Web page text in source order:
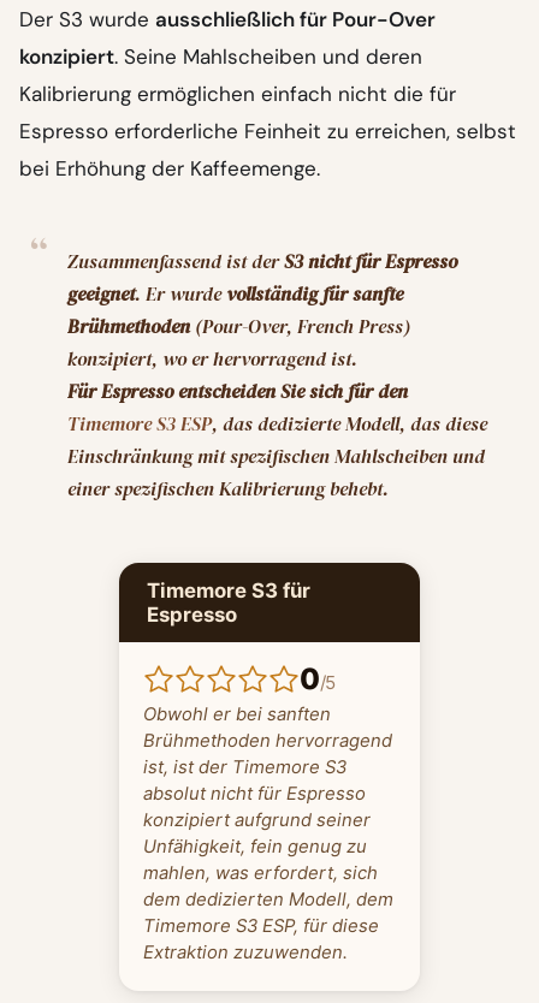
Der S3 wurde ausschließlich für Pour-Over
konzipiert. Seine Mahlscheiben und deren
Kalibrierung ermöglichen einfach nicht die für
Espresso erforderliche Feinheit zu erreichen, selbst
bei Erhöhung der Kaffeemenge.
Zusammenfassend ist derS3 nicht für Espresso
geeignet. Er wurdevollständig für sanfte
Brühmethoden(Pour-Over, French Press)
konzipiert, wo er hervorragend ist.
Für Espresso entscheiden Sie sich für den
Timemore S3 ESP, das dedizierte Modell, das diese
Einschränkung mit spezifischen Mahlscheiben und
einer spezifischen Kalibrierung behebt.
Timemore S3 für
Espresso
0/5
Obwohl er bei sanften
Brühmethoden hervorragend
ist, ist der Timemore S3
absolut nicht für Espresso
konzipiert aufgrund seiner
Unfähigkeit, fein genug zu
mahlen, was erfordert, sich
dem dedizierten Modell, dem
Timemore S3 ESP, für diese
Extraktion zuzuwenden.